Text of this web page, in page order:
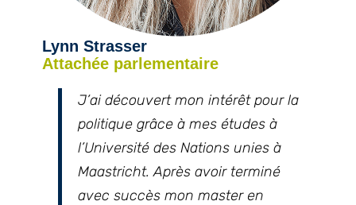
Lynn Strasser
Attachée parlementaire
J’ai découvert mon intérêt pour la
politique grâce à mes études à
l’Université des Nations unies à
Maastricht. Après avoir terminé
avec succès mon master en